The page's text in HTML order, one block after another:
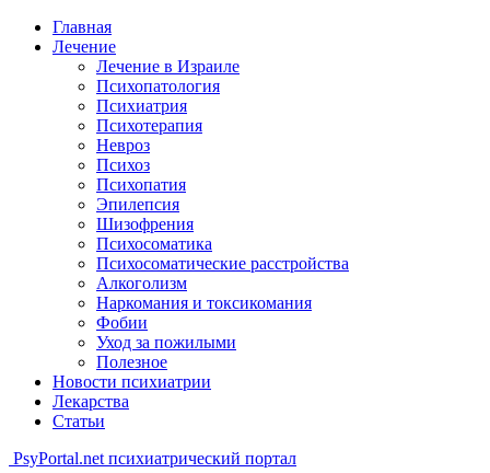
Главная
Лечение
Лечение в Израиле
Психопатология
Психиатрия
Психотерапия
Невроз
Психоз
Психопатия
Эпилепсия
Шизофрения
Психосоматика
Психосоматические расстройства
Алкоголизм
Наркомания и токсикомания
Фобии
Уход за пожилыми
Полезное
Новости психиатрии
Лекарства
Статьи
PsyPortal.net психиатрический портал